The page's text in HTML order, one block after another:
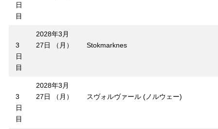
日
目
3
日
目
2028年3月
27日 （月）
Stokmarknes
3
日
目
2028年3月
27日 （月）
スヴォルヴァール (ノルウェー)